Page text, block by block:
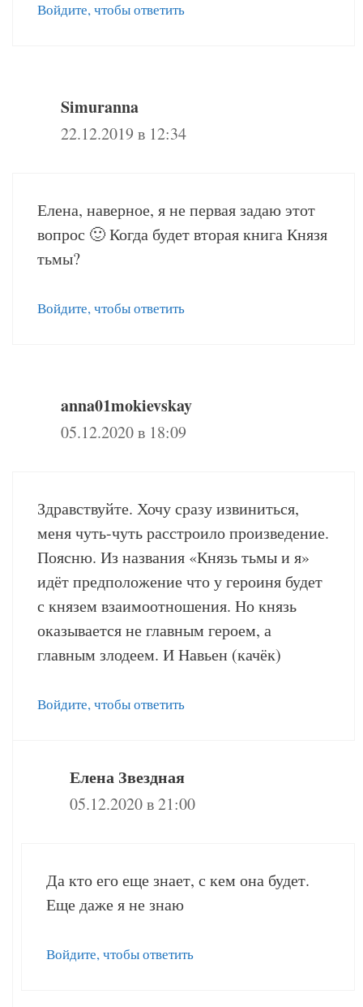
Войдите, чтобы ответить
Simuranna
22.12.2019 в 12:34
Елена, наверное, я не первая задаю этот
вопрос 🙂 Когда будет вторая книга Князя
тьмы?
Войдите, чтобы ответить
anna01mokievskay
05.12.2020 в 18:09
Здравствуйте. Хочу сразу извиниться,
меня чуть-чуть расстроило произведение.
Поясню. Из названия «Князь тьмы и я»
идёт предположение что у героиня будет
с князем взаимоотношения. Но князь
оказывается не главным героем, а
главным злодеем. И Навьен (качёк)
Войдите, чтобы ответить
Елена Звездная
05.12.2020 в 21:00
Да кто его еще знает, с кем она будет.
Еще даже я не знаю
Войдите, чтобы ответить